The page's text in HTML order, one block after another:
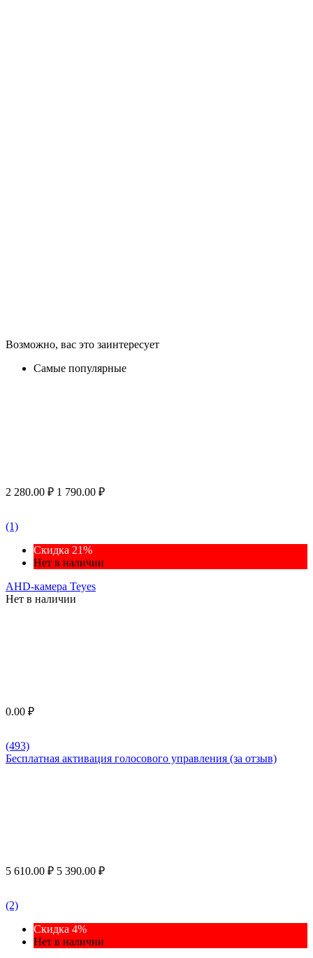
Возможно, вас это заинтересует
Самые популярные
2 280.00 ₽ 1 790.00 ₽
(1)
Скидка 21%
Нет в наличии
AHD-камера Teyes
Нет в наличии
0.00 ₽
(493)
Бесплатная активация голосового управления (за отзыв)
5 610.00 ₽ 5 390.00 ₽
(2)
Скидка 4%
Нет в наличии